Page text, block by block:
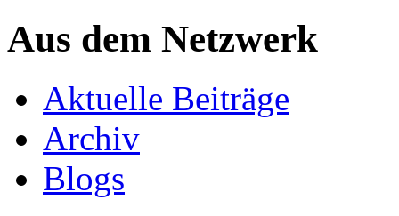
Aus dem Netzwerk
Aktuelle Beiträge
Archiv
Blogs